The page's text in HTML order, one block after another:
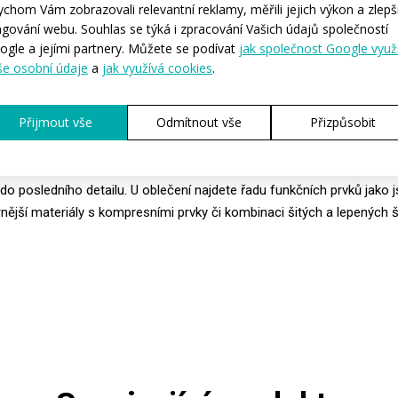
Vám zobrazovali relevantní reklamy, měřili jejich výkon a
webu. Souhlas se týká i zpracování Vašich údajů společností
a jejími partnery. Můžete se podívat jak společnost Google
osobní údaje a jak využívá cookies.
Přijmout vše Odmítnout vše Přizpůsobit
JSTE VARIANTU
je určená profesionálním sportovcům, pro které je nejvyšší
výsledný čas, a to často i za cenu nižšího komfortu či odolnosti
ELITE vyvíjíme ve spolupráci s nejlepšími českými sportovci, proto
posledního detailu. U oblečení najdete řadu funkčních prvků jako
materiály s kompresními prvky či kombinaci šitých a lepených